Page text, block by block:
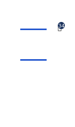
34